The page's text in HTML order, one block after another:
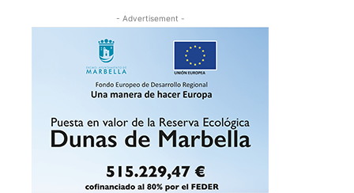
- Advertisement -